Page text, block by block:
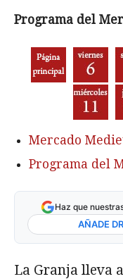
Programa del
Mercado
Programa del
Haz que
AÑADE
La Granja lleva